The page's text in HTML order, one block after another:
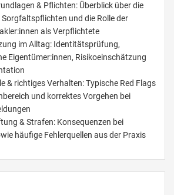
& Pflichten: Überblick über die
und die Rolle der
als Verpflichtete
im Alltag: Identitätsprüfung,
Eigentümer:innen, Risikoeinschätzung
& richtiges Verhalten: Typische Red Flags
und korrektes Vorgehen bei
& Strafen: Konsequenzen bei
häufige Fehlerquellen aus der Praxis